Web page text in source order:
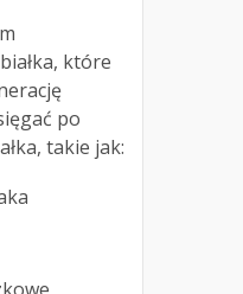
które
po
takie jak: